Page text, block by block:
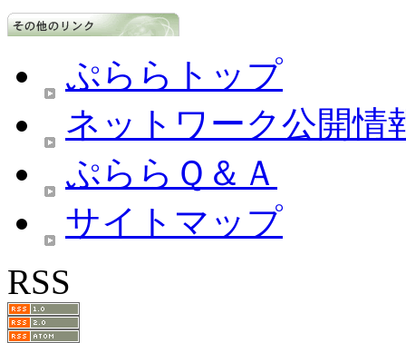
ぷららトップ
ネットワーク公開情
ぷららＱ＆Ａ
サイトマップ
RSS